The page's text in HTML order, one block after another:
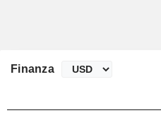
Finanza